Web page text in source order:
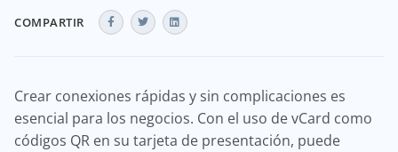
COMPARTIR
Crear conexiones rápidas y sin complicaciones es
esencial para los negocios. Con el uso de vCard como
códigos QR en su tarjeta de presentación, puede